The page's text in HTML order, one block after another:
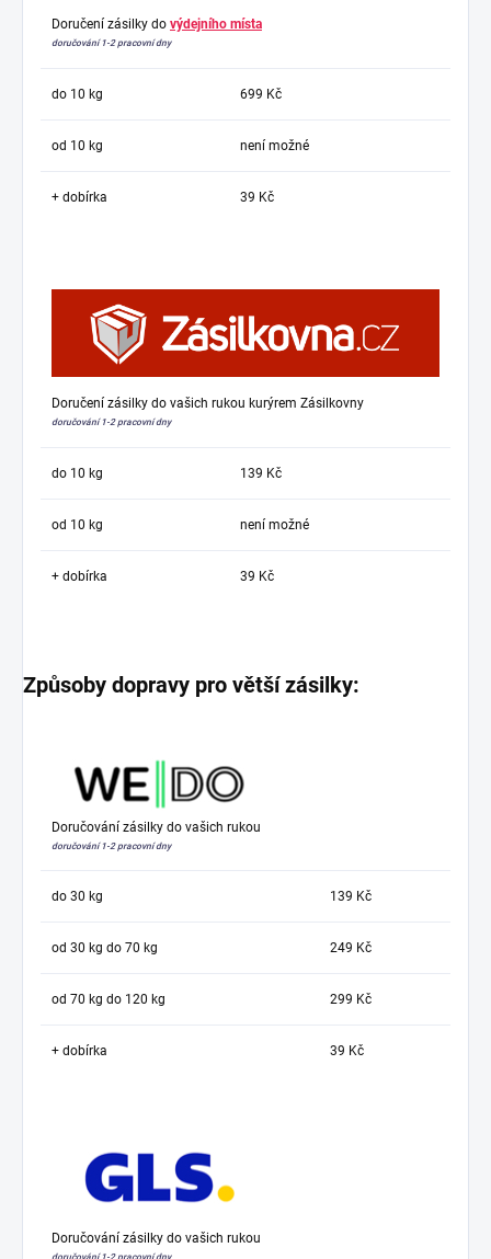
Doručení zásilky do výdejního místa
doručování 1-2 pracovní dny
do 10 kg 699 Kč
od 10 kg není možné
+ dobírka 39 Kč
Doručení zásilky do vašich rukou kurýrem Zásilkovny
doručování 1-2 pracovní dny
do 10 kg 139 Kč
od 10 kg není možné
+ dobírka 39 Kč
Způsoby dopravy pro větší zásilky:
Doručování zásilky do vašich rukou
doručování 1-2 pracovní dny
do 30 kg 139 Kč
od 30 kg do 70 kg 249 Kč
od 70 kg do 120 kg 299 Kč
+ dobírka 39 Kč
Doručování zásilky do vašich rukou
doručování 1-2 pracovní dny